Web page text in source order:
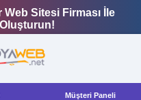
Sitesi Firması İle
Müşteri Paneli